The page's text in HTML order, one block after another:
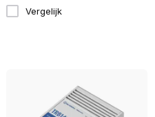
Vergelijk